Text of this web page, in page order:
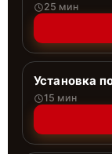
25 мин
Установка
15 мин